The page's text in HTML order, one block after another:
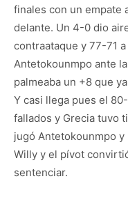
finales con un empate
delante. Un 4-0 dio
contraataque y 77-71
Antetokounmpo ante
palmeaba un +8 que
Y casi llega pues el
fallados y Grecia tuvo
jugó Antetokounmpo
Willy y el pívot
sentenciar.